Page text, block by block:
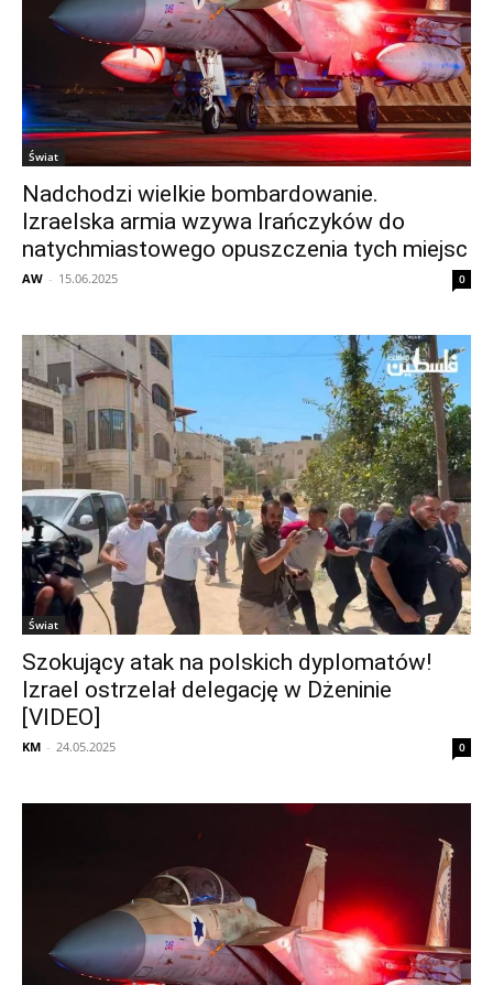
Świat
Nadchodzi wielkie bombardowanie.
Izraelska armia wzywa Irańczyków do
natychmiastowego opuszczenia tych miejsc
AW - 15.06.2025 0
Świat
Szokujący atak na polskich dyplomatów!
Izrael ostrzelał delegację w Dżeninie
[VIDEO]
KM - 24.05.2025 0